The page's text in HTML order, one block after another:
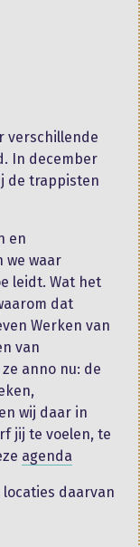
verschillende
In december
de trappisten
en
we waar
leidt. Wat het
dat
Werken van
van
anno nu: de
wij daar in
jij te voelen, te
agenda
locaties daarvan